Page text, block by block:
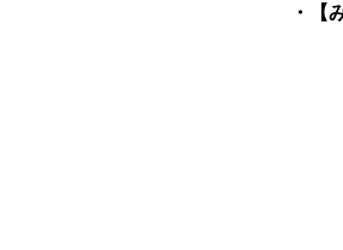
・【